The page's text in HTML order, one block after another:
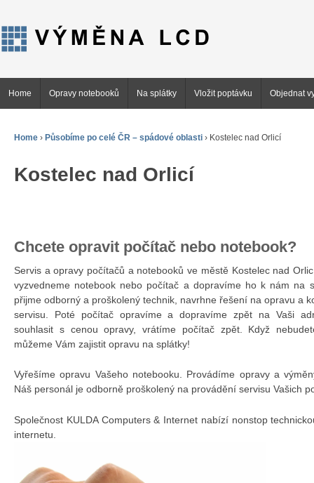
Home Opravy notebooků Na splátky Vložit poptávku Objednat
Home › Působíme po celé ČR – spádové oblasti › Kostelec nad Orlicí
Kostelec nad Orlicí
Chcete opravit počítač nebo notebook?
Servis a opravy počítačů a notebooků ve městě Kostelec nad
vyzvedneme notebook nebo počítač a dopravíme ho k nám na
přijme odborný a proškolený technik, navrhne řešení na opravu a
servisu. Poté počítač opravíme a dopravíme zpět na Vaši
souhlasit s cenou opravy, vrátíme počítač zpět. Když
můžeme Vám zajistit opravu na splátky!
Vyřešíme opravu Vašeho notebooku. Provádíme opravy a
Náš personál je odborně proškolený na provádění servisu Vašich
Společnost KULDA Computers & Internet nabízí nonstop
internetu.